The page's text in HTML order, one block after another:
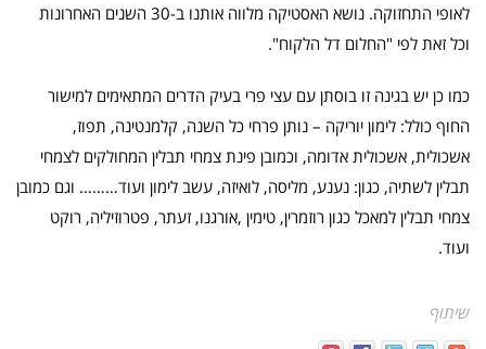
לאופי התחזוקה. נושא האסטיקה מלווה אותנו ב-30 השנים האחרונות
וכל זאת לפי "החלום דל הלקוח".
כמו כן יש בגינה זו בוסתן עם עצי פרי בעיק הדרים המתאימים למישור
החוף כולל: לימון יוריקה – נותן פרחי כל השנה, קלמנטינה, תפוז,
אשכולית, אשכולית אדומה, וכמובן פינת צמחי תבלין המחולקים לצמחי
תבלין לשתיה, כגון: נענע, מליסה, לואיזה, עשב לימון ועוד……… וגם כמובן
צמחי תבלין למאכל כגון רוזמרין, טימין ,אורגנו, זעתר, פטרוזיליה, רוקט
ועוד.
שיתוף